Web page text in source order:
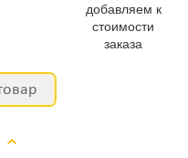
добавляем к
стоимости
заказа